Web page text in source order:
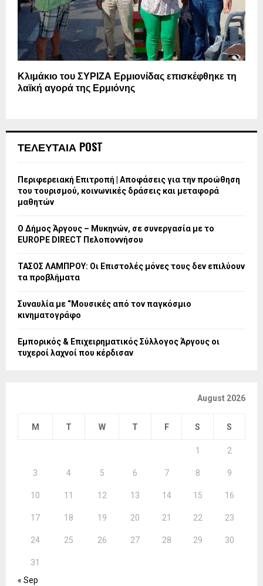
Κλιμάκιο του ΣΥΡΙΖΑ Ερμιονίδας επισκέφθηκε τη
λαϊκή αγορά της Ερμιόνης
ΤΕΛΕΥΤΑΙΑ POST
Περιφερειακή Επιτροπή | Αποφάσεις για την προώθηση
του τουρισμού, κοινωνικές δράσεις και μεταφορά
μαθητών
Ο Δήμος Άργους – Μυκηνών, σε συνεργασία με το
EUROPE DIRECT Πελοποννήσου
ΤΑΣΟΣ ΛΑΜΠΡΟΥ: Οι Επιστολές μόνες τους δεν επιλύουν
τα προβλήματα
Συναυλία με “Μουσικές από τον παγκόσμιο
κινηματογράφο
Εμπορικός & Επιχειρηματικός Σύλλογος Άργους οι
τυχεροί λαχνοί που κέρδισαν
August 2026
M T W T F S S
1 2
3 4 5 6 7 8 9
10 11 12 13 14 15 16
17 18 19 20 21 22 23
24 25 26 27 28 29 30
31
« Sep